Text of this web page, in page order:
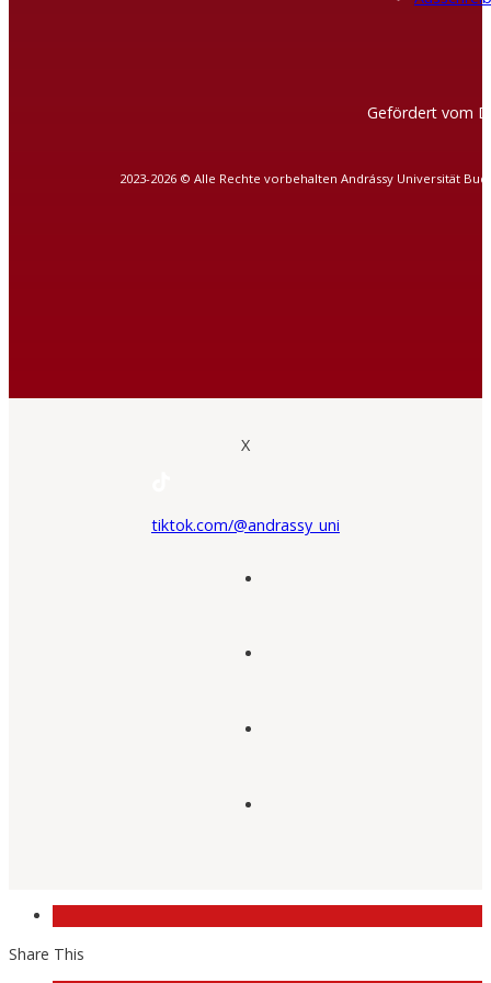
Gefördert vom
2023-2026 © Alle Rechte vorbehalten Andrássy Universität
X
tiktok.com/@andrassy_uni
Share This